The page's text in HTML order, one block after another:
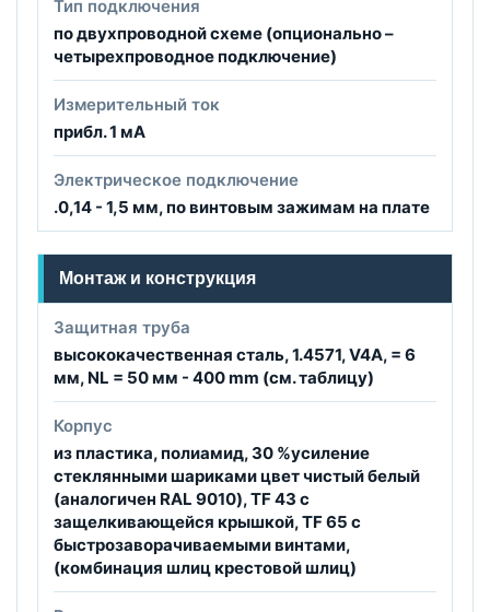
Тип подключения
по двухпроводной схеме (опционально –
четырехпроводное подключение)
Измерительный ток
прибл. 1 мА
Электрическое подключение
.0,14 - 1,5 мм, по винтовым зажимам на плате
Монтаж и конструкция
Защитная труба
высококачественная сталь, 1.4571, V4A, = 6
мм, NL = 50 мм - 400 mm (см. таблицу)
Корпус
из пластика, полиамид, 30 %усиление
стеклянными шариками цвет чистый белый
(аналогичен RAL 9010), TF 43 с
защелкивающейся крышкой, TF 65 с
быстрозаворачиваемыми винтами,
(комбинация шлиц крестовой шлиц)